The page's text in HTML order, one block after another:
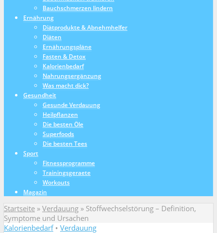
Bauchschmerzen lindern
Ernährung
Diätprodukte & Abnehmhelfer
Diäten
Ernährungspläne
Fasten & Detox
Kalorienbedarf
Nahrungsergänzung
Was macht dick?
Gesundheit
Gesunde Verdauung
Heilpflanzen
Die besten Öle
Superfoods
Die besten Tees
Sport
Fitnessprogramme
Trainingsgeraete
Workouts
Magazin
Startseite » Verdauung » Stoffwechselstörung – Definition,
Symptome und Ursachen
Kalorienbedarf • Verdauung